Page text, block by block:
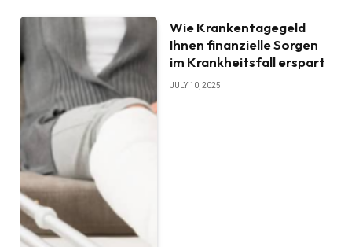
Wie Krankentagegeld
Ihnen finanzielle Sorgen
im Krankheitsfall erspart
JULY 10, 2025